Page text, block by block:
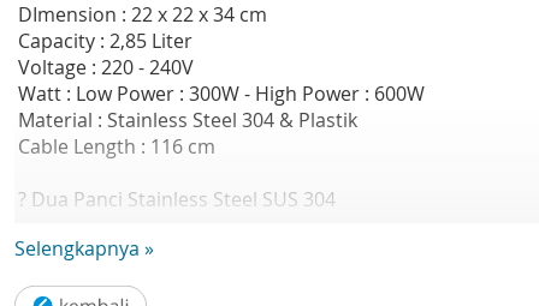
DImension : 22 x 22 x 34 cm
Capacity : 2,85 Liter
Voltage : 220 - 240V
Watt : Low Power : 300W - High Power : 600W
Material : Stainless Steel 304 & Plastik
Cable Length : 116 cm
? Dua Panci Stainless Steel SUS 304
dan aman untuk makanan. Cocok untuk memasak
Selengkapnya »